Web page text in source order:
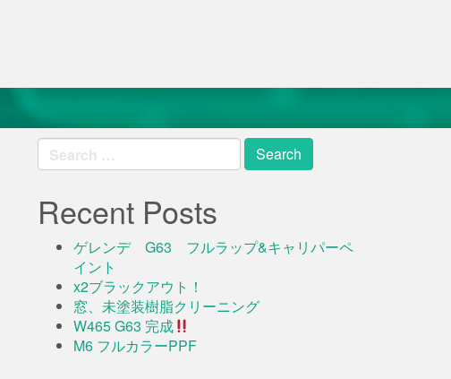
Search
for:
Recent Posts
ゲレンデ G63 フルラップ&キャリパーペ
イント
x2ブラックアウト！
窓、未塗装樹脂クリーニング
W465 G63 完成
M6 フルカラーPPF